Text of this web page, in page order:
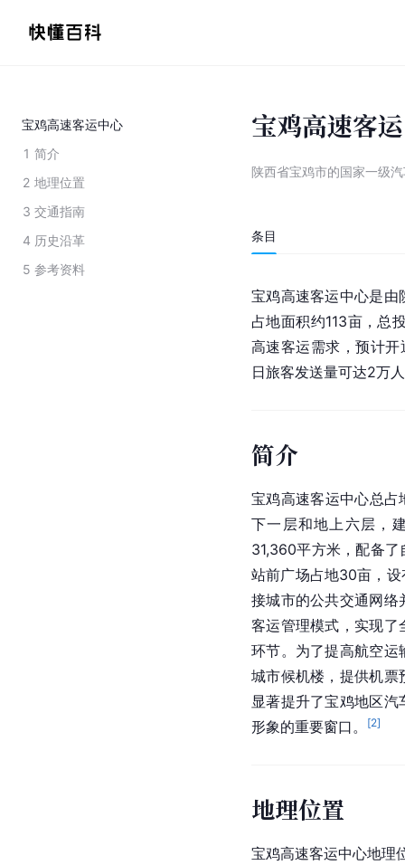
宝鸡高速客运中心
1 简介
2 地理位置
3 交通指南
4 历史沿革
5 参考资料
宝鸡高速客
陕西省宝鸡市的国家一级
条目
宝鸡高速客运中心是由
占地面积约113亩，总
高速客运需求，预计开
日旅客发送量可达2万
简介
宝鸡高速客运中心总
下一层和地上六层，
31,360平方米，配备
站前广场占地30亩，
接城市的公共交通网络
客运管理模式，实现了
环节。为了提高航空
城市候机楼，提供机
显著提升了宝鸡地区
形象的重要窗口。
[2]
地理位置
宝鸡高速客运中心地理